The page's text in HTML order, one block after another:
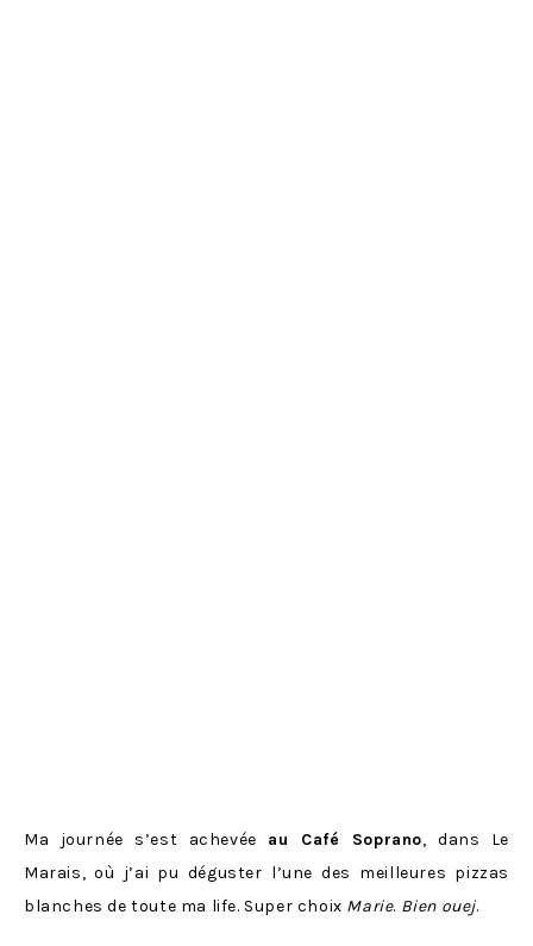
Ma journée s’est achevée au Café Soprano, dans Le
Marais, où j’ai pu déguster l’une des meilleures pizzas
blanches de toute ma life. Super choix Marie. Bien ouej.